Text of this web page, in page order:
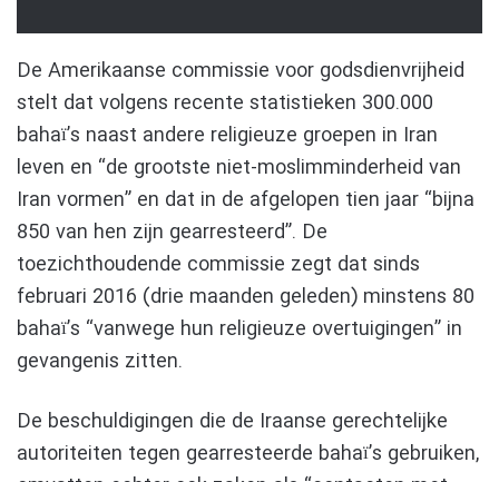
De Amerikaanse commissie voor godsdienvrijheid
stelt dat volgens recente statistieken 300.000
bahaï’s naast andere religieuze groepen in Iran
leven en “de grootste niet-moslimminderheid van
Iran vormen” en dat in de afgelopen tien jaar “bijna
850 van hen zijn gearresteerd”. De
toezichthoudende commissie zegt dat sinds
februari 2016 (drie maanden geleden) minstens 80
bahaï’s “vanwege hun religieuze overtuigingen” in
gevangenis zitten.
De beschuldigingen die de Iraanse gerechtelijke
autoriteiten tegen gearresteerde bahaï’s gebruiken,